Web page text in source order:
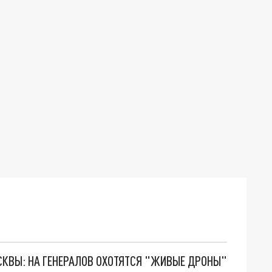
НА ГЕНЕРАЛОВ ОХОТЯТСЯ "ЖИВЫЕ ДРОНЫ"